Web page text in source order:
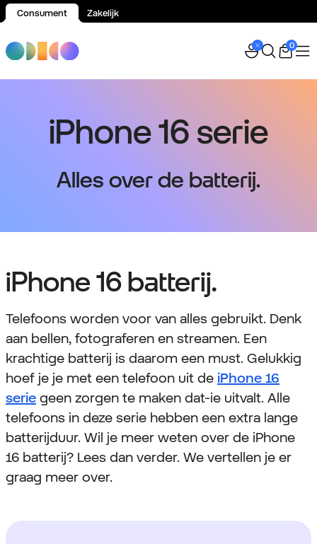
Consument Zakelijk
0
iPhone 16 serie
Alles over de batterij.
iPhone 16 batterij.
Telefoons worden voor van alles gebruikt. Denk
aan bellen, fotograferen en streamen. Een
krachtige batterij is daarom een must. Gelukkig
hoef je je met een telefoon uit de iPhone 16
serie geen zorgen te maken dat-ie uitvalt. Alle
telefoons in deze serie hebben een extra lange
batterijduur. Wil je meer weten over de iPhone
16 batterij? Lees dan verder. We vertellen je er
graag meer over.